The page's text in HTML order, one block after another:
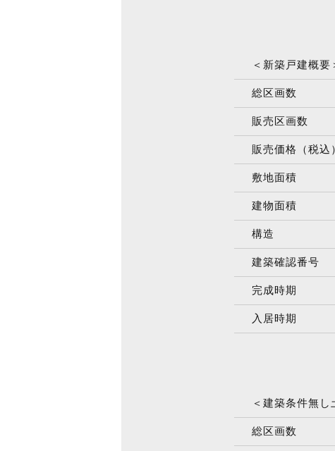
＜新築戸建概要
総区画数
販売区画数
販売価格（税込
敷地面積
建物面積
構造
建築確認番号
完成時期
入居時期
＜建築条件無し
総区画数